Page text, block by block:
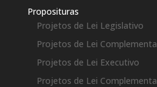
Proposituras
Projetos de Lei Legislativo
Projetos de Lei
Projetos de Lei Executivo
Projetos de Lei